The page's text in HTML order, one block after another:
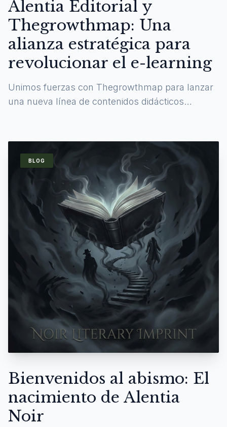
Alentia Editorial y
Thegrowthmap: Una
alianza estratégica para
revolucionar el e-learning
Unimos fuerzas con Thegrowthmap para lanzar
una nueva línea de contenidos didácticos
BLOG
Bienvenidos al abismo: El
nacimiento de Alentia
Noir